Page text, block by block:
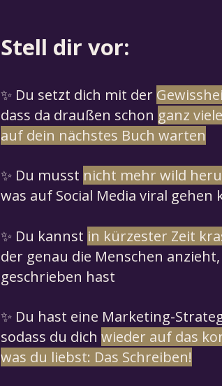
Stell dir vor:
✨ Du setzt dich mit der
dass da draußen schon ganz
auf dein nächstes Buch warten
✨ Du musst nicht mehr wild
was auf Social Media viral gehen
✨ Du kannst in kürzester Zeit
der genau die Menschen
geschrieben hast
✨ Du hast eine Marketing-
sodass du dich wieder auf das
was du liebst: Das Schreiben!